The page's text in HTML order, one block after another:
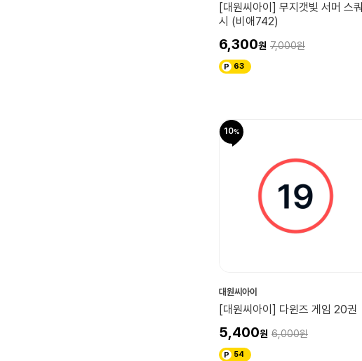
[대원씨아이] 무지갯빛 서머 스쿼
시 (비애742)
6,300 7,000
63
10
대원씨아이
[대원씨아이] 다윈즈 게임 20권
5,400 6,000
54